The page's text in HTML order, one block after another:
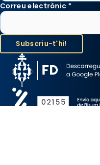
Correu electrònic *